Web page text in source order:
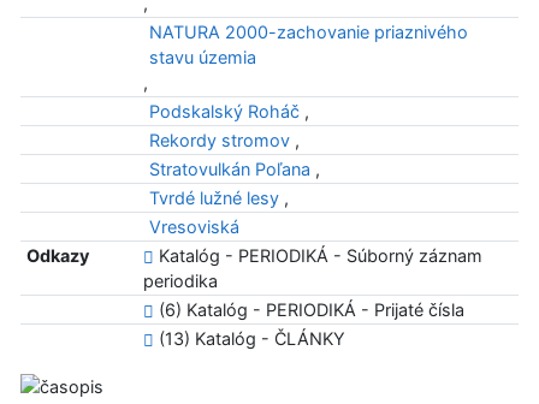
NATURA 2000-zachovanie priaznivého
stavu územia
,
Podskalský Roháč ,
Rekordy stromov ,
Stratovulkán Poľana ,
Tvrdé lužné lesy ,
Vresoviská
Odkazy
Katalóg - PERIODIKÁ - Súborný záznam
periodika
(6) Katalóg - PERIODIKÁ - Prijaté čísla
(13) Katalóg - ČLÁNKY